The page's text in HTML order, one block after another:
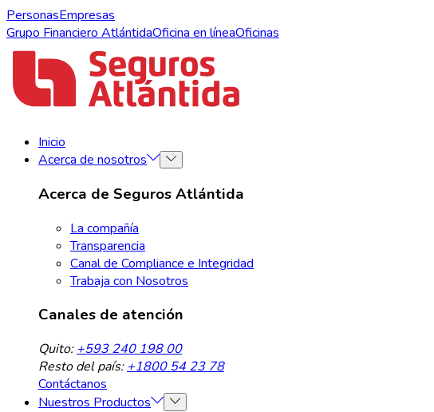
PersonasEmpresas
Grupo Financiero AtlántidaOficina en líneaOficinas
Inicio
Acerca de nosotros
Acerca de Seguros Atlántida
La compañía
Transparencia
Canal de Compliance e Integridad
Trabaja con Nosotros
Canales de atención
Quito: +593 240 198 00
Resto del país: +1800 54 23 78
Contáctanos
Nuestros Productos